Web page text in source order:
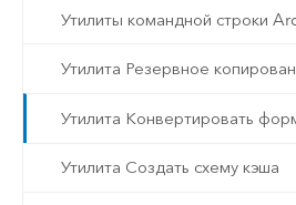
Утилиты командной строки
Утилита Резервное
Утилита Конвертировать
Утилита Создать схему кэша